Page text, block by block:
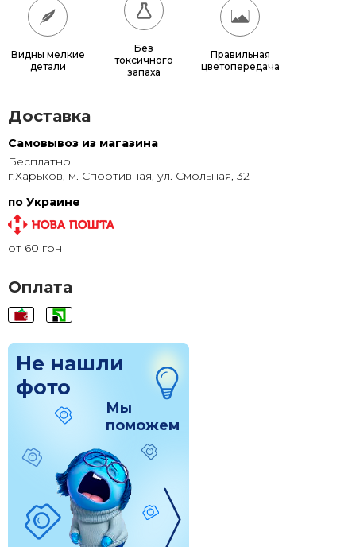
90x80 1 600 грн.
90x100 1 900 грн.
Видны мелкие
детали
Без
токсичного
запаха
Правильная
цветопередача
Доставка
Самовывоз из магазина
Бесплатно
г.Харьков, м. Спортивная, ул. Смольная, 32
по Украине
от 60 грн
Оплата
Не нашли
фото
Мы
поможем